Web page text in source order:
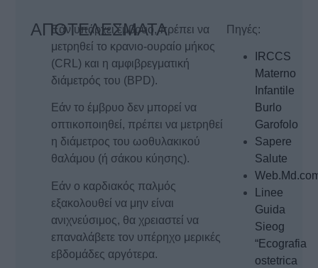
ΑΠΟΤΕΛΕΣΜΑΤΑ
Εάν υπάρχει έμβρυο, πρέπει να
μετρηθεί το κρανιο-ουραίο μήκος
(CRL) και η αμφιβρεγματική
διάμετρός του (BPD).
Εάν το έμβρυο δεν μπορεί να
οπτικοποιηθεί, πρέπει να μετρηθεί
η διάμετρος του ωοθυλακικού
θαλάμου (ή σάκου κύησης).
Εάν ο καρδιακός παλμός
εξακολουθεί να μην είναι
ανιχνεύσιμος, θα χρειαστεί να
επαναλάβετε τον υπέρηχο μερικές
εβδομάδες αργότερα.
Πηγές:
IRCCS
Materno
Infantile
Burlo
Garofolo
Sapere
Salute
Linee
Guida
Sieog
“Ecografia
ostetrica